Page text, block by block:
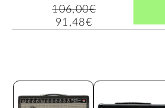
106,00€
91,48€